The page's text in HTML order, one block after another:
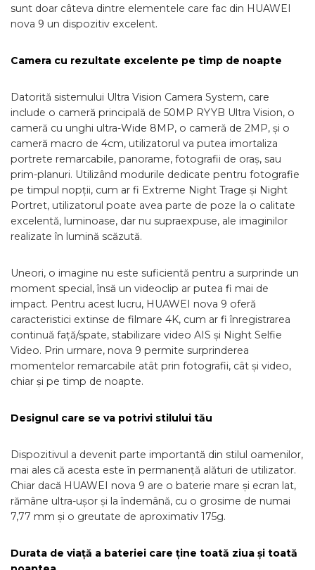
sunt doar câteva dintre elementele care fac din HUAWEI
nova 9 un dispozitiv excelent.
Camera cu rezultate excelente pe timp de noapte
Datorită sistemului Ultra Vision Camera System, care
include o cameră principală de 50MP RYYB Ultra Vision, o
cameră cu unghi ultra-Wide 8MP, o cameră de 2MP, și o
cameră macro de 4cm, utilizatorul va putea imortaliza
portrete remarcabile, panorame, fotografii de oraș, sau
prim-planuri. Utilizând modurile dedicate pentru fotografie
pe timpul nopții, cum ar fi Extreme Night Trage și Night
Portret, utilizatorul poate avea parte de poze la o calitate
excelentă, luminoase, dar nu supraexpuse, ale imaginilor
realizate în lumină scăzută.
Uneori, o imagine nu este suficientă pentru a surprinde un
moment special, însă un videoclip ar putea fi mai de
impact. Pentru acest lucru, HUAWEI nova 9 oferă
caracteristici extinse de filmare 4K, cum ar fi înregistrarea
continuă față/spate, stabilizare video AIS și Night Selfie
Video. Prin urmare, nova 9 permite surprinderea
momentelor remarcabile atât prin fotografii, cât și video,
chiar și pe timp de noapte.
Designul care se va potrivi stilului tău
Dispozitivul a devenit parte importantă din stilul oamenilor,
mai ales că acesta este în permanență alături de utilizator.
Chiar dacă HUAWEI nova 9 are o baterie mare și ecran lat,
rămâne ultra-ușor și la îndemână, cu o grosime de numai
7,77 mm și o greutate de aproximativ 175g.
Durata de viață a bateriei care ține toată ziua și toată